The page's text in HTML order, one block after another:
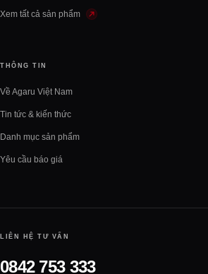
Xem tất cả sản phẩm
THÔNG TIN
Về Agaru Việt Nam
Tin tức & kiến thức
Danh mục sản phẩm
Yêu cầu báo giá
LIÊN HỆ TƯ VẤN
0842 753 333